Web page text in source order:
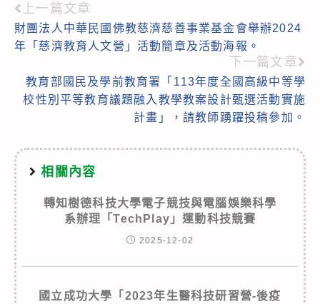
Read
more
上一篇文章
財團法人中華民國佛教慈濟慈善事業基金會舉辦2024
年「慈濟教育人文營」活動簡章及活動海報。
下一篇文章
教育部國民及學前教育署「113年度全國高級中等學
校性別平等教育議題融入教學教案設計甄選活動實施
計畫」，請教師踴躍投稿參加。
相關內容
轉知樹德科技大學電子競技與電腦娛樂科學
系辦理「TechPlay」運動科技競賽
2025-12-02
國立成功大學「2023年生醫科技研習營-後疫